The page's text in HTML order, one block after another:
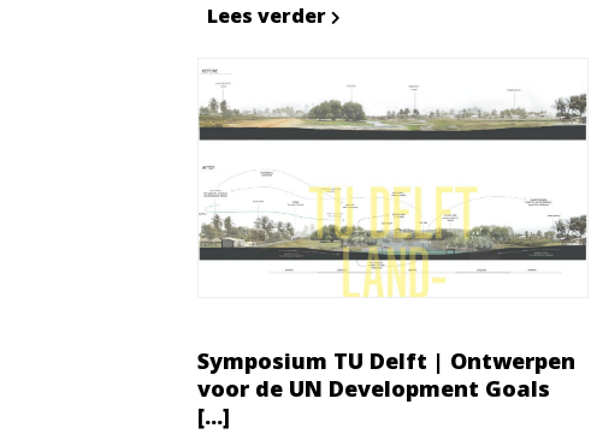
Lees verder
Symposium TU Delft | Ontwerpen
voor de UN Development Goals
[...]